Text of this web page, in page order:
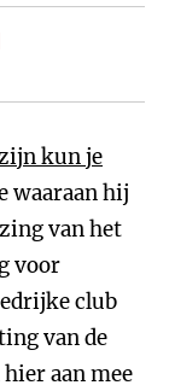
kun je
waaraan hij
van het
voor
club
van de
aan mee